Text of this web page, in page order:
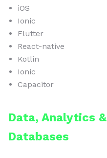
iOS
Ionic
Flutter
React-native
Kotlin
Ionic
Capacitor
Data, Analytics &
Databases